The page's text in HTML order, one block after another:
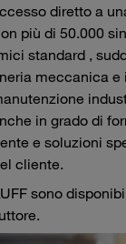
diretto a
più di 50.000
standard ,
meccanica
in grado di
e soluzioni
cliente.
sono